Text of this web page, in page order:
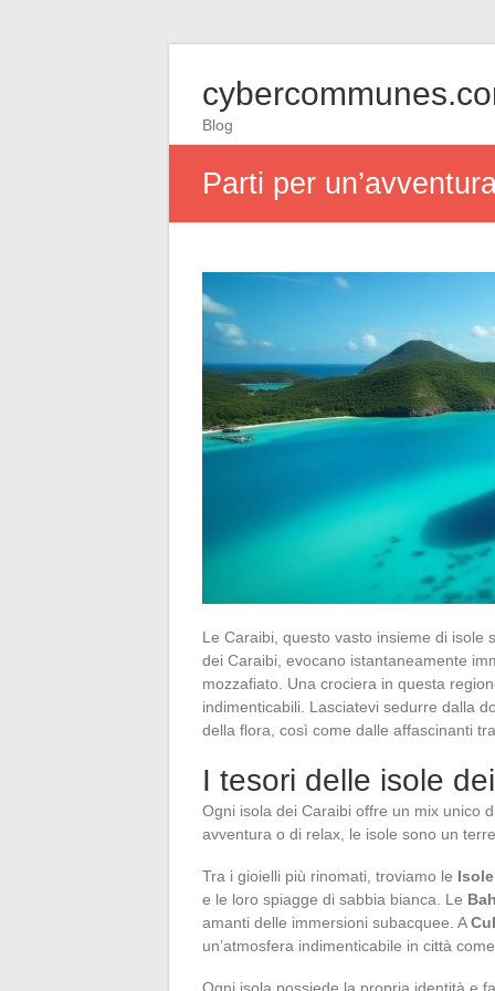
Blog
Parti per
Le Caraibi, questo vasto insieme di isole
dei Caraibi, evocano istantaneamente
mozzafiato. Una crociera in questa
indimenticabili. Lasciatevi sedurre dalla
della flora, così come dalle affascinanti
I tesori delle isole
Ogni isola dei Caraibi offre un mix unico
avventura o di relax, le isole sono un
Tra i gioielli più rinomati, troviamo le
e le loro spiagge di sabbia bianca. Le
amanti delle immersioni subacquee. A
un’atmosfera indimenticabile in città